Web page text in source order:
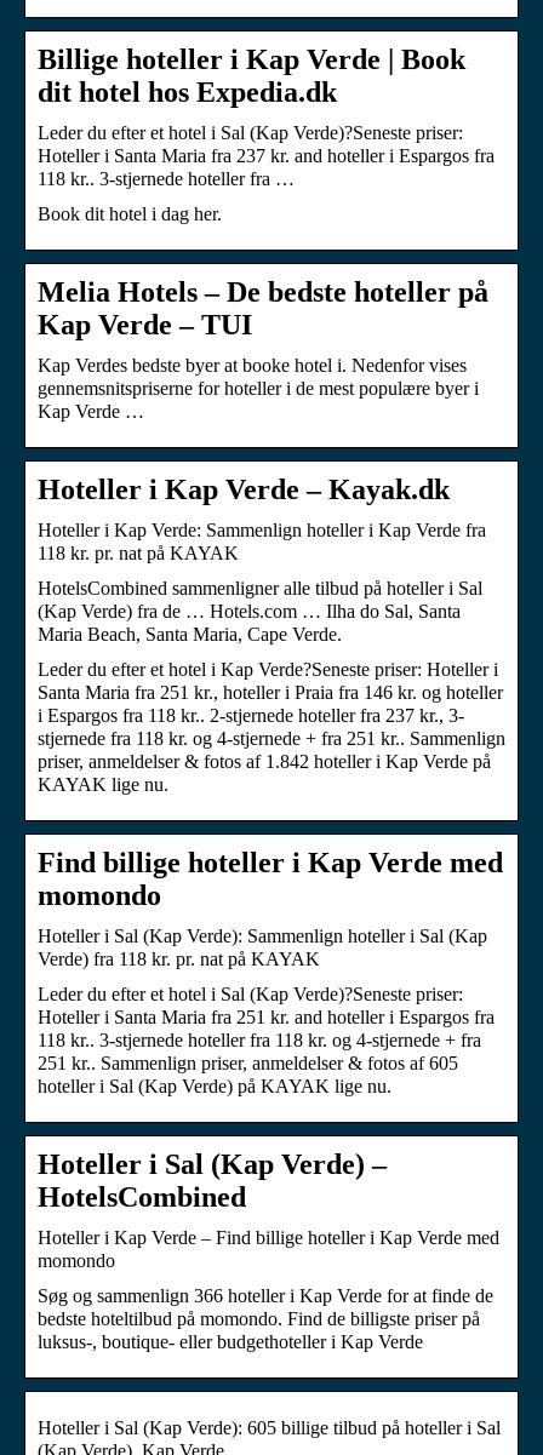
Billige hoteller i Kap Verde | Book
dit hotel hos Expedia.dk
Leder du efter et hotel i Sal (Kap Verde)?Seneste priser:
Hoteller i Santa Maria fra 237 kr. and hoteller i Espargos fra
118 kr.. 3-stjernede hoteller fra …
Book dit hotel i dag her.
Melia Hotels – De bedste hoteller på
Kap Verde – TUI
Kap Verdes bedste byer at booke hotel i. Nedenfor vises
gennemsnitspriserne for hoteller i de mest populære byer i
Kap Verde …
Hoteller i Kap Verde – Kayak.dk
Hoteller i Kap Verde: Sammenlign hoteller i Kap Verde fra
118 kr. pr. nat på KAYAK
HotelsCombined sammenligner alle tilbud på hoteller i Sal
(Kap Verde) fra de … Hotels.com … Ilha do Sal, Santa
Maria Beach, Santa Maria, Cape Verde.
Leder du efter et hotel i Kap Verde?Seneste priser: Hoteller i
Santa Maria fra 251 kr., hoteller i Praia fra 146 kr. og hoteller
i Espargos fra 118 kr.. 2-stjernede hoteller fra 237 kr., 3-
stjernede fra 118 kr. og 4-stjernede + fra 251 kr.. Sammenlign
priser, anmeldelser & fotos af 1.842 hoteller i Kap Verde på
KAYAK lige nu.
Find billige hoteller i Kap Verde med
momondo
Hoteller i Sal (Kap Verde): Sammenlign hoteller i Sal (Kap
Verde) fra 118 kr. pr. nat på KAYAK
Leder du efter et hotel i Sal (Kap Verde)?Seneste priser:
Hoteller i Santa Maria fra 251 kr. and hoteller i Espargos fra
118 kr.. 3-stjernede hoteller fra 118 kr. og 4-stjernede + fra
251 kr.. Sammenlign priser, anmeldelser & fotos af 605
hoteller i Sal (Kap Verde) på KAYAK lige nu.
Hoteller i Sal (Kap Verde) –
HotelsCombined
Hoteller i Kap Verde – Find billige hoteller i Kap Verde med
momondo
Søg og sammenlign 366 hoteller i Kap Verde for at finde de
bedste hoteltilbud på momondo. Find de billigste priser på
luksus-, boutique- eller budgethoteller i Kap Verde
Hoteller i Sal (Kap Verde): 605 billige tilbud på hoteller i Sal
(Kap Verde), Kap Verde